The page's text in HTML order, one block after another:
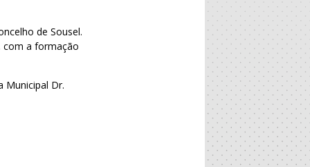
de Sousel.
com a formação
Municipal Dr.